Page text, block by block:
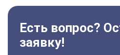
Есть вопрос?
заявку!